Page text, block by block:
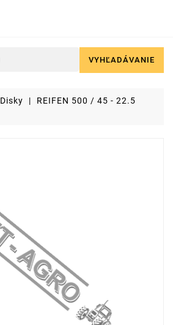
VYHĽADÁVANIE
Disky
REIFEN 500 / 45 - 22.5